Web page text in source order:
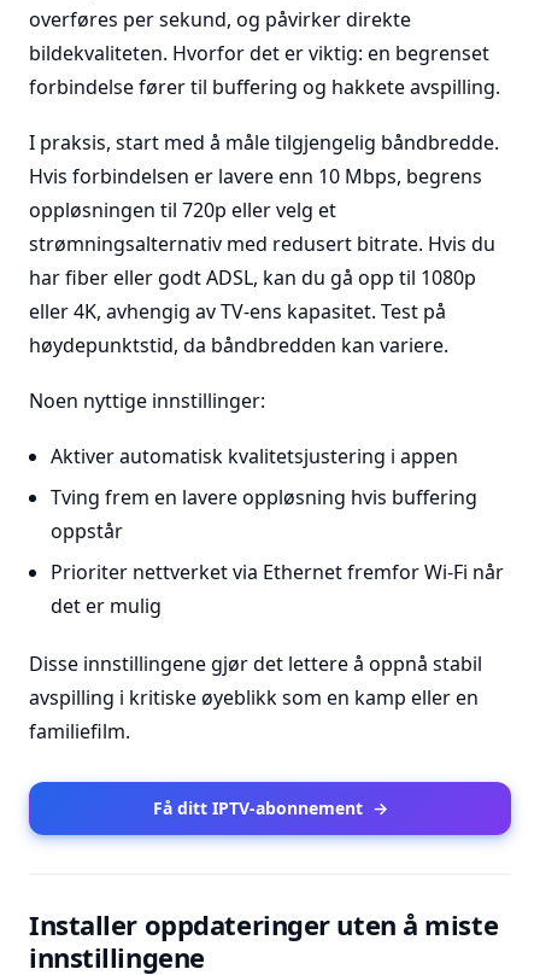
overføres per sekund, og påvirker direkte
bildekvaliteten. Hvorfor det er viktig: en begrenset
forbindelse fører til buffering og hakkete avspilling.
I praksis, start med å måle tilgjengelig båndbredde.
Hvis forbindelsen er lavere enn 10 Mbps, begrens
oppløsningen til 720p eller velg et
strømningsalternativ med redusert bitrate. Hvis du
har fiber eller godt ADSL, kan du gå opp til 1080p
eller 4K, avhengig av TV-ens kapasitet. Test på
høydepunktstid, da båndbredden kan variere.
Noen nyttige innstillinger:
Aktiver automatisk kvalitetsjustering i appen
Tving frem en lavere oppløsning hvis buffering
oppstår
Prioriter nettverket via Ethernet fremfor Wi-Fi når
det er mulig
Disse innstillingene gjør det lettere å oppnå stabil
avspilling i kritiske øyeblikk som en kamp eller en
familiefilm.
Få ditt IPTV-abonnement →
Installer oppdateringer uten å miste
innstillingene